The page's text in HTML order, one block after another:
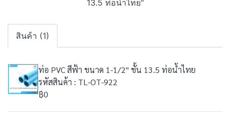
13.5 ท่อน้ำไทย"
สินค้า (1)
ท่อ PVC สีฟ้า ขนาด 1-1/2" ชั้น 13.5 ท่อน้ำไทย
รหัสสินค้า : TL-OT-922
฿0